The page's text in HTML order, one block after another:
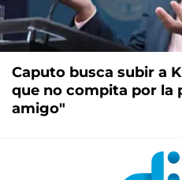
Caputo busca subir a
que no compita por la
amigo"